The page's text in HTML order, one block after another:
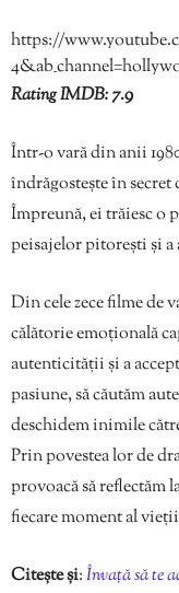
https://
Rating IMDB: 7.9
Într-o vară din anii
îndrăgostește în
Împreună, ei trăiesc o
peisajelor pitorești și a
Din cele zece filme de
călătorie emoțională
autenticității și a
pasiune, să căutăm
deschidem inimile
Prin povestea lor de
provoacă să reflectăm
fiecare moment al
Citește și:Învață să te